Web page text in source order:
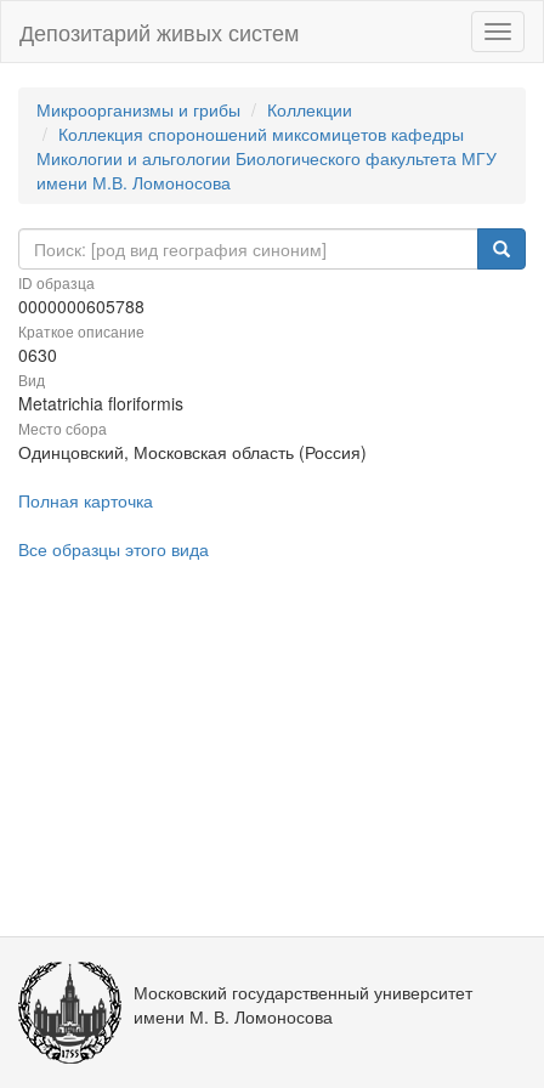
Депозитарий живых систем
Микроорганизмы и грибы
Коллекции
Коллекция спороношений миксомицетов кафедры
Микологии и альгологии Биологического факультета МГУ
имени М.В. Ломоносова
ID образца
0000000605788
Краткое описание
0630
Вид
Metatrichia floriformis
Место сбора
Одинцовский, Московская область (Россия)
Полная карточка
Все образцы этого вида
Московский государственный университет
имени М. В. Ломоносова